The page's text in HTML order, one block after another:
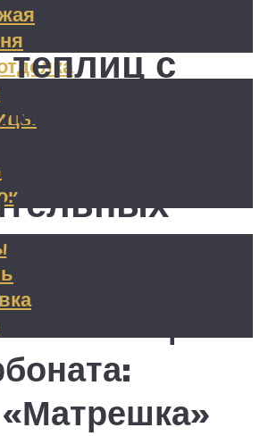
с
5
теплицы из